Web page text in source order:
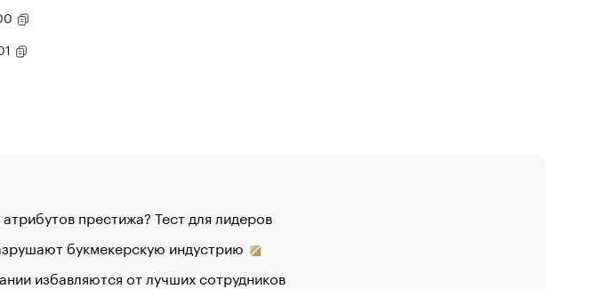
престижа? Тест для лидеров
букмекерскую индустрию
избавляются от лучших сотрудников